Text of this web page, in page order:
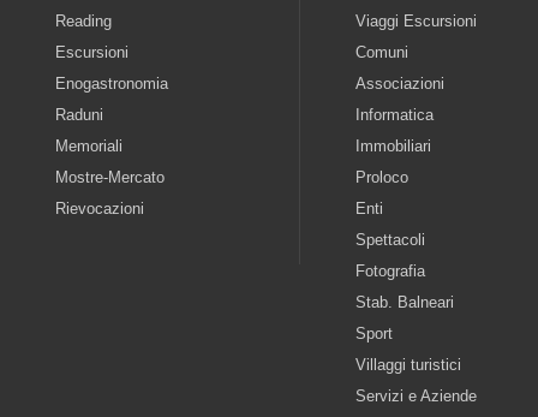
Reading
Escursioni
Enogastronomia
Raduni
Memoriali
Mostre-Mercato
Rievocazioni
Viaggi Escursioni
Comuni
Associazioni
Informatica
Immobiliari
Proloco
Enti
Spettacoli
Fotografia
Stab. Balneari
Sport
Villaggi turistici
Servizi e Aziende